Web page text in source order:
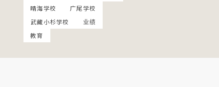
晴海学校
广尾学校
武藏小杉学校
业绩
教育